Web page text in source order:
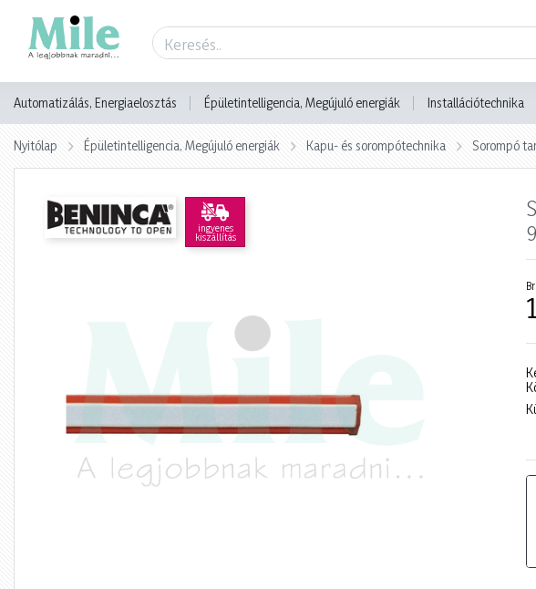
Automatizálás, Energiaelosztás Épületintelligencia, Megújuló energiák Installációtechnika
Nyitólap Épületintelligencia, Megújuló energiák Kapu- és sorompótechnika Sorompó
ingyenes
kiszállítás
Termék adatlap